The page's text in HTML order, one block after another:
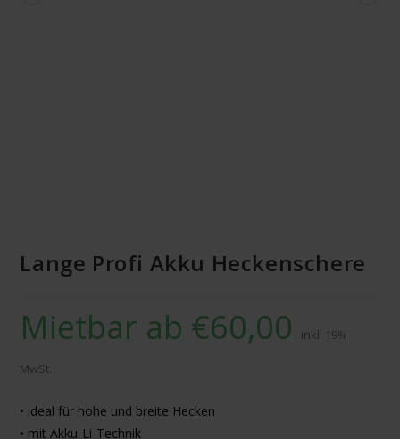
Lange Profi Akku Heckenschere
Mietbar ab €60,00 inkl. 19%
MwSt.
• ideal für hohe und breite Hecken
• mit Akku-Li-Technik